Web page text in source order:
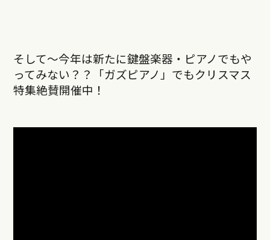
そして〜今年は新たに鍵盤楽器・ピアノでもや
ってみない？？「ガズピアノ」でもクリスマス
特集絶賛開催中！